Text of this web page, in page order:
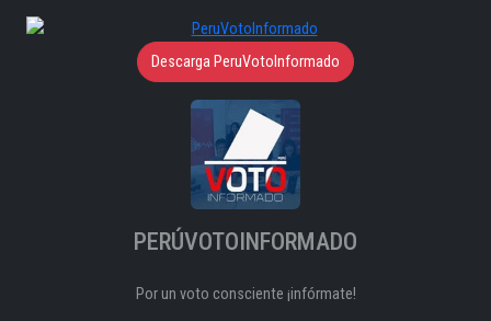
Descarga PeruVotoInformado
PERÚVOTOINFORMADO
Por un voto consciente ¡infórmate!